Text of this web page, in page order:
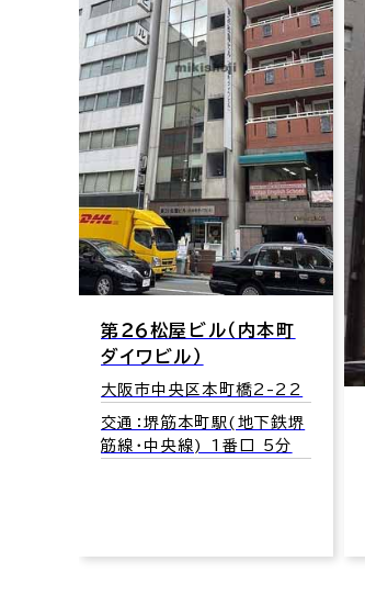
第２６松屋ビル（内本町
ダイワビル）
大阪市中央区本町橋2-22
交通：堺筋本町駅(地下鉄堺
筋線･中央線) 1番口 5分